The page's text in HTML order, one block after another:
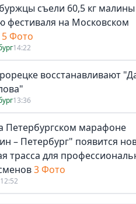
съели 60,5 кг малины
фестиваля на Московском
5 Фото
14:22
восстанавливают
13:36
Петербургском марафоне
– Петербург" появится
трасса для
3 Фото
12:52